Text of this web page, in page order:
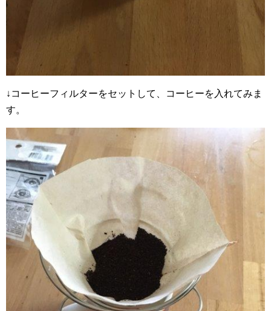
↓コーヒーフィルターをセットして、コーヒーを入れてみま
す。